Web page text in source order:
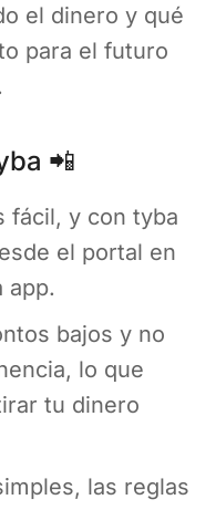
el dinero y qué
para el futuro
📲
fácil, y con tyba
el portal en
app.
bajos y no
lo que
tu dinero
las reglas